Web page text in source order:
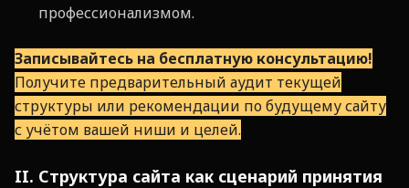
профессионализмом.
Записывайтесь на бесплатную консультацию!
Получите предварительный аудит текущей
структуры или рекомендации по будущему сайту
с учётом вашей ниши и целей.
II. Структура сайта как сценарий принятия